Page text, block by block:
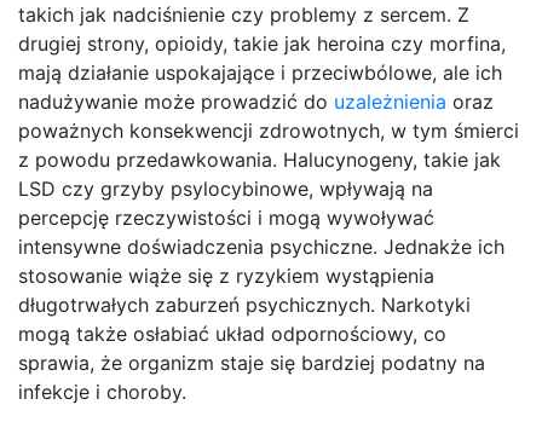
takich jak nadciśnienie czy problemy z sercem. Z
drugiej strony, opioidy, takie jak heroina czy morfina,
mają działanie uspokajające i przeciwbólowe, ale ich
nadużywanie może prowadzić do uzależnienia oraz
poważnych konsekwencji zdrowotnych, w tym śmierci
z powodu przedawkowania. Halucynogeny, takie jak
LSD czy grzyby psylocybinowe, wpływają na
percepcję rzeczywistości i mogą wywoływać
intensywne doświadczenia psychiczne. Jednakże ich
stosowanie wiąże się z ryzykiem wystąpienia
długotrwałych zaburzeń psychicznych. Narkotyki
mogą także osłabiać układ odpornościowy, co
sprawia, że organizm staje się bardziej podatny na
infekcje i choroby.